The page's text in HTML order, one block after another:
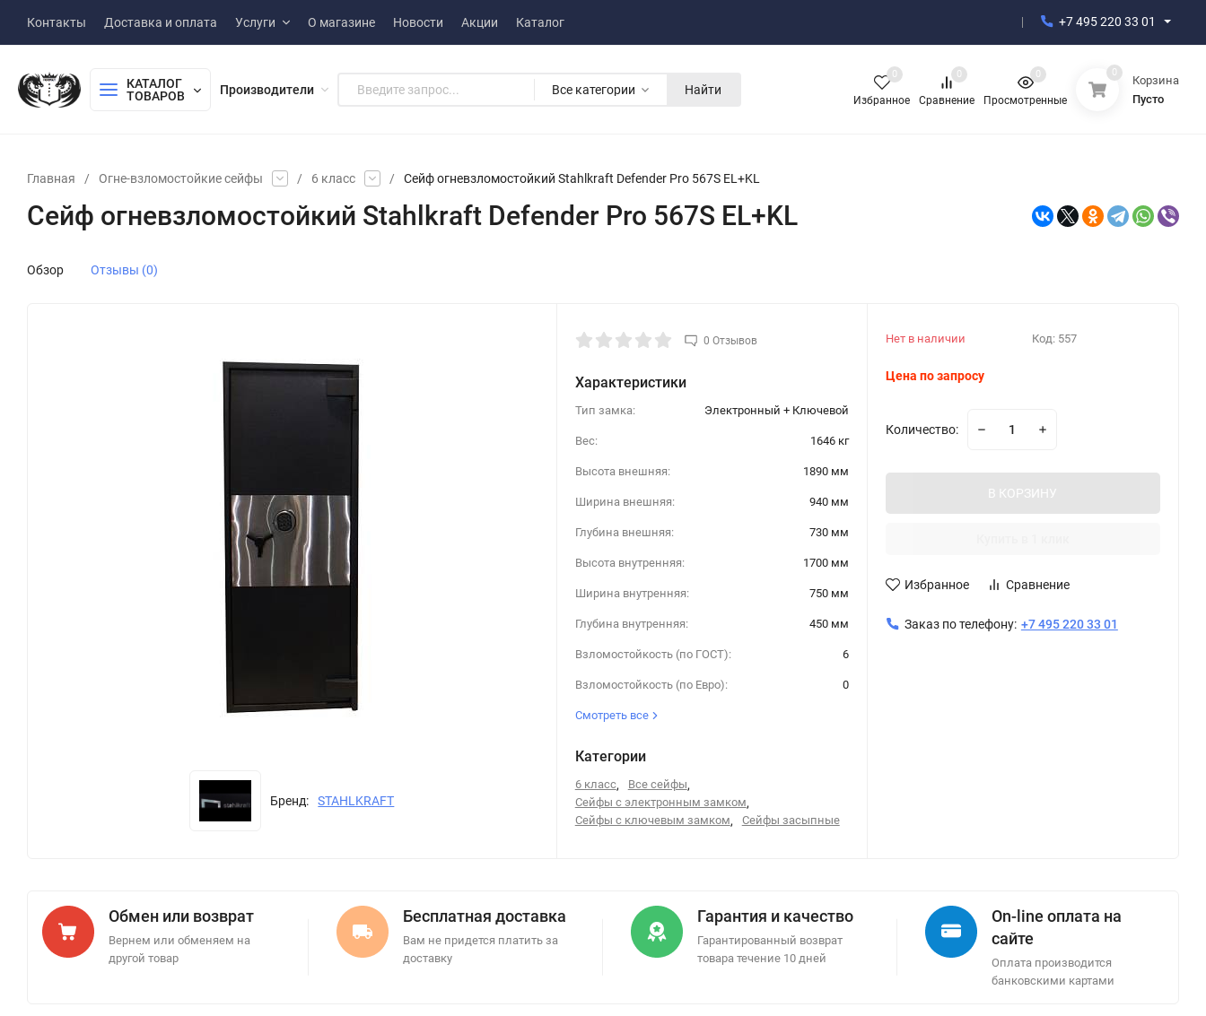
Контакты Доставка и оплата Услуги О магазине Новости Акции Каталог +7 495 220 33 01
КАТАЛОГ
ТОВАРОВ
Производители Все категории Найти
Избранное
0
Сравнение
0
Просмотренные
0 0
Корзина
Пусто
Главная / Огне-взломостойкие сейфы / 6 класс / Сейф огневзломостойкий Stahlkraft Defender Pro 567S EL+KL
Сейф огневзломостойкий Stahlkraft Defender Pro 567S EL+KL
Обзор Отзывы (0)
Бренд: STAHLKRAFT
0 Отзывов
Характеристики
Тип замка: Электронный + Ключевой
Вес: 1646 кг
Высота внешняя: 1890 мм
Ширина внешняя: 940 мм
Глубина внешняя: 730 мм
Высота внутренняя: 1700 мм
Ширина внутренняя: 750 мм
Глубина внутренняя: 450 мм
Взломостойкость (по ГОСТ): 6
Взломостойкость (по Евро): 0
Смотреть все
Категории
6 класс, Все сейфы,
Сейфы с электронным замком,
Сейфы с ключевым замком, Сейфы засыпные
Нет в наличии Код: 557
Цена по запросу
Количество:
В КОРЗИНУ
Избранное Сравнение
Заказ по телефону: +7 495 220 33 01
Обмен или возврат
Вернем или обменяем на
другой товар
Бесплатная доставка
Вам не придется платить за
доставку
Гарантия и качество
Гарантированный возврат
товара течение 10 дней
On-line оплата на
сайте
Оплата производится
банковскими картами